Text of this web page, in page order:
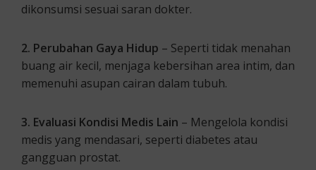
dikonsumsi sesuai saran dokter.
2. Perubahan Gaya Hidup – Seperti tidak menahan
buang air kecil, menjaga kebersihan area intim, dan
memenuhi asupan cairan dalam tubuh.
3. Evaluasi Kondisi Medis Lain – Mengelola kondisi
medis yang mendasari, seperti diabetes atau
gangguan prostat.